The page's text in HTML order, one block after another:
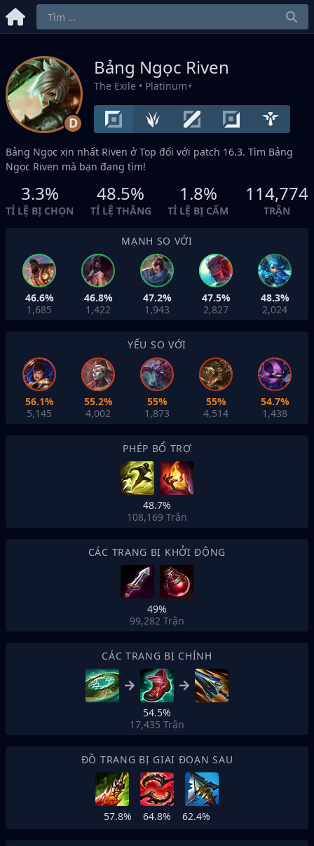
D
Bảng Ngọc Riven
The Exile • Platinum+
Bảng Ngọc xịn nhất Riven ở Top đối với patch 16.3. Tìm Bảng
Ngọc Riven mà bạn đang tìm!
3.3%
TỈ LỆ BỊ CHỌN
48.5%
TỈ LỆ THẮNG
1.8%
TỈ LỆ BỊ CẤM
114,774
TRẬN
MẠNH SO VỚI
46.6%
1,685
46.8%
1,422
47.2%
1,943
47.5%
2,827
48.3%
2,024
YẾU SO VỚI
56.1%
5,145
55.2%
4,002
55%
1,873
55%
4,514
54.7%
1,438
PHÉP BỔ TRỢ
48.7%
108,169 Trận
CÁC TRANG BỊ KHỞI ĐỘNG
49%
99,282 Trận
CÁC TRANG BỊ CHÍNH
54.5%
17,435 Trận
ĐỒ TRANG BỊ GIAI ĐOẠN SAU
57.8% 64.8% 62.4%